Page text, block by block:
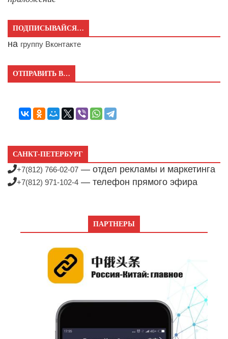
ПОДПИСЫВАЙСЯ…
на группу Вконтакте
ОТПРАВИТЬ В…
САНКТ-ПЕТЕРБУРГ
+7(812) 766-02-07 — отдел рекламы и маркетинга
+7(812) 971-102-4 — телефон прямого эфира
ПАРТНЕРЫ